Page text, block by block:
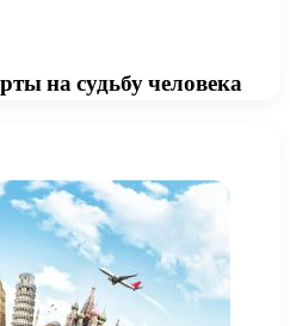
на судьбу человека